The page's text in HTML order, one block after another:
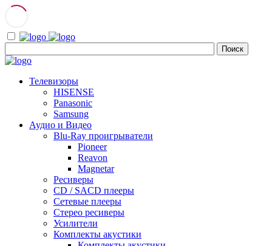
Телевизоры
HISENSE
Panasonic
Samsung
Аудио и Видео
Blu-Ray проигрыватели
Pioneer
Reavon
Magnetar
Ресиверы
CD / SACD плееры
Сетевые плееры
Стерео ресиверы
Усилители
Комплекты акустики